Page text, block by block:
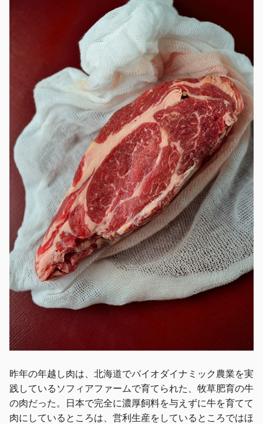
昨年の年越し肉は、北海道でバイオダイナミック農業を実
践しているソフィアファームで育てられた、牧草肥育の牛
の肉だった。日本で完全に濃厚飼料を与えずに牛を育てて
肉にしているところは、営利生産をしているところではほ